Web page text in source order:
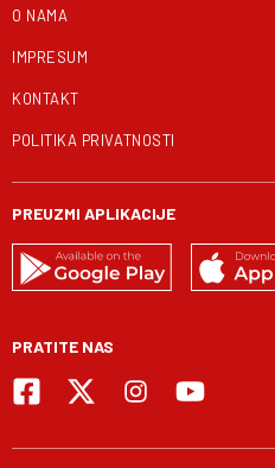
O NAMA
IMPRESUM
KONTAKT
POLITIKA PRIVATNOSTI
PREUZMI APLIKACIJE
PRATITE NAS